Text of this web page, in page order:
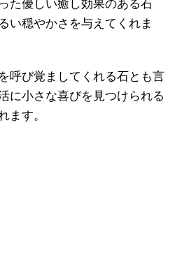
た優しい癒し効果のある石
い穏やかさを与えてくれま
呼び覚ましてくれる石とも言
に小さな喜びを見つけられる
ます。